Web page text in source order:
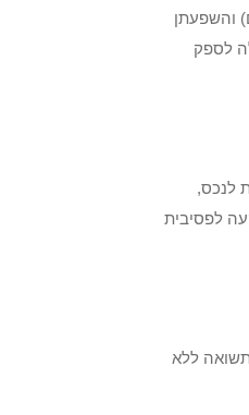
והשפעתן
לספק
לנכס,
לפסיבית
ללא